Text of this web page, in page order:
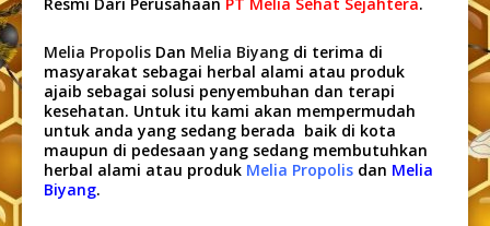
Melia Propolis Dan Melia Biyang di terima di
masyarakat sebagai herbal alami atau produk
ajaib sebagai solusi penyembuhan dan terapi
kesehatan. Untuk itu kami akan mempermudah
untuk anda yang sedang berada baik di kota
maupun di pedesaan yang sedang membutuhkan
herbal alami atau produk Melia Propolis dan Melia
Biyang.